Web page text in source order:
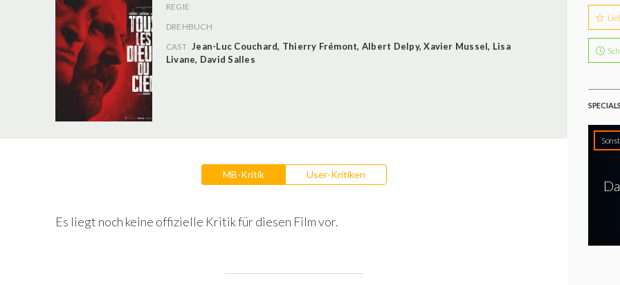
REGIE
DREHBUCH
CAST Jean-Luc Couchard, Thierry Frémont, Albert Delpy,Xavier Mussel, Lisa
Livane, David Salles
MB-Kritik User-Kritiken
Es liegt noch keine offizielle Kritik für diesen Film vor.